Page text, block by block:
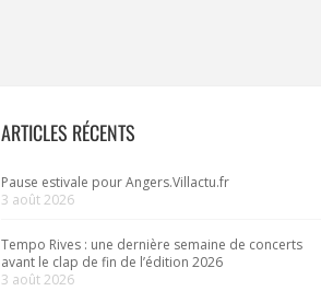
ARTICLES RÉCENTS
Pause estivale pour Angers.Villactu.fr
3 août 2026
Tempo Rives : une dernière semaine de concerts
avant le clap de fin de l’édition 2026
3 août 2026